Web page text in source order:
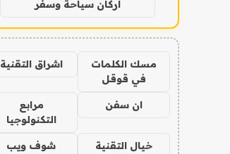
اركان سياحة وسفر
مسك الكلمات
في قوقل
اشراق التقنية
ان سفن
مرابع
التكنولوجيا
خيال التقنية شوف ويب